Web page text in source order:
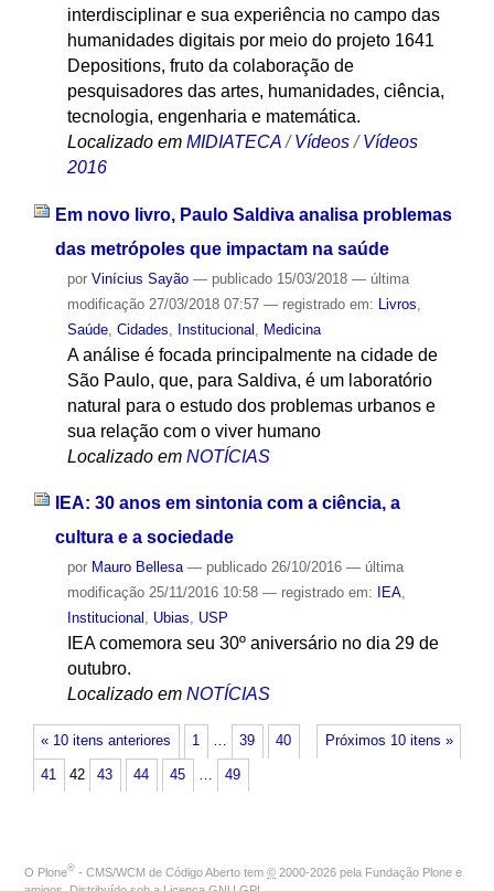
interdisciplinar e sua experiência no campo das
humanidades digitais por meio do projeto 1641
Depositions, fruto da colaboração de
pesquisadores das artes, humanidades, ciência,
tecnologia, engenharia e matemática.
Localizado em MIDIATECA /Vídeos /Vídeos
2016
Em novo livro, Paulo Saldiva analisa problemas
das metrópoles que impactam na saúde
por Vinícius Sayão — publicado15/03/2018 — última
modificação27/03/2018 07:57 — registrado em: Livros
Saúde, Cidades Institucional Medicina
A análise é focada principalmente na cidade de
São Paulo, que, para Saldiva, é um laboratório
natural para o estudo dos problemas urbanos e
sua relação com o viver humano
Localizado em NOTÍCIAS
IEA: 30 anos em sintonia com a ciência, a
cultura e a sociedade
por Mauro Bellesa — publicado26/10/2016 — última
modificação25/11/2016 10:58 — registrado em: IEA,
Institucional , Ubias, USP
IEA comemora seu 30º aniversário no dia 29 de
outubro.
Localizado em NOTÍCIAS
« 10 itens anteriores Próximos 10 itens »
1 … 39 40
41 42 43 44 45 … 49
O Plone® - CMS/WCM de Código Aberto tem © 2000-2026 pela Fundação Plone e